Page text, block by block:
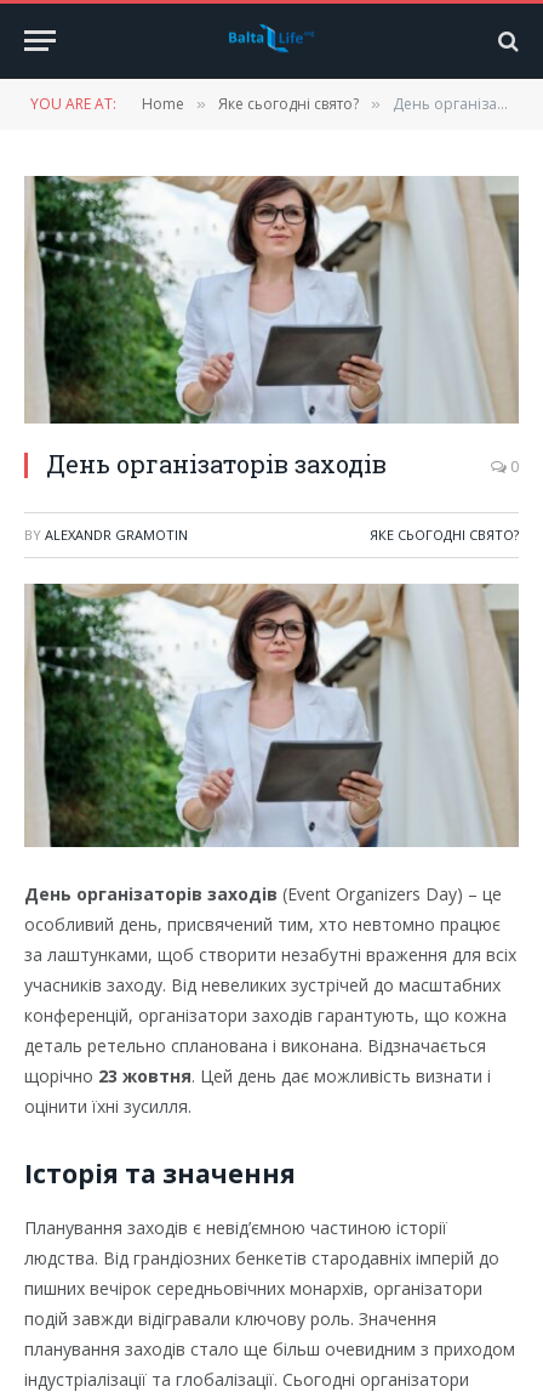
YOU ARE AT: Home » Яке сьогодні свято? » День організаторів заходів
День організаторів заходів 0
BY ALEXANDR GRAMOTIN ЯКЕ СЬОГОДНІ СВЯТО?
День організаторів заходів (Event Organizers Day) – це
особливий день, присвячений тим, хто невтомно працює
за лаштунками, щоб створити незабутні враження для всіх
учасників заходу. Від невеликих зустрічей до масштабних
конференцій, організатори заходів гарантують, що кожна
деталь ретельно спланована і виконана. Відзначається
щорічно 23 жовтня. Цей день дає можливість визнати і
оцінити їхні зусилля.
Історія та значення
Планування заходів є невід’ємною частиною історії
людства. Від грандіозних бенкетів стародавніх імперій до
пишних вечірок середньовічних монархів, організатори
подій завжди відігравали ключову роль. Значення
планування заходів стало ще більш очевидним з приходом
індустріалізації та глобалізації. Сьогодні організатори